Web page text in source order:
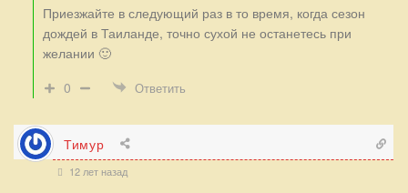
Приезжайте в следующий раз в то время, когда сезон
дождей в Таиланде, точно сухой не останетесь при
желании 🙂
0
Ответить
Тимур
12 лет назад